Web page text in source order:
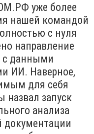
уже более
нашей командой
с нуля
направление
с данными
ИИ. Наверное,
для себя
назвал запуск
анализа
документации